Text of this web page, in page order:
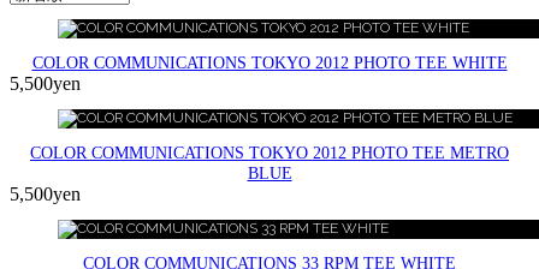
COLOR COMMUNICATIONS TOKYO 2012 PHOTO TEE WHITE
5,500yen
COLOR COMMUNICATIONS TOKYO 2012 PHOTO TEE METRO
BLUE
5,500yen
COLOR COMMUNICATIONS 33 RPM TEE WHITE